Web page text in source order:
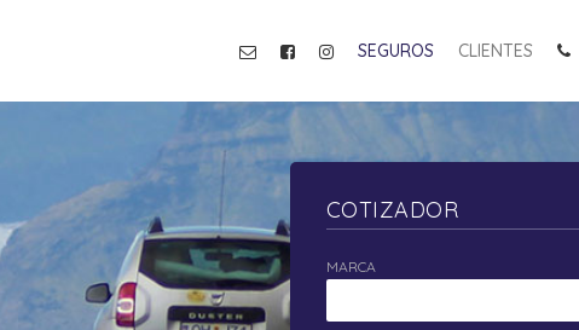
SEGUROS CLIENTES
COTIZADOR
MARCA